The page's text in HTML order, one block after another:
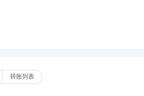
转账列表